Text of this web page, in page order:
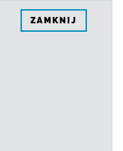
ZAMKNIJ